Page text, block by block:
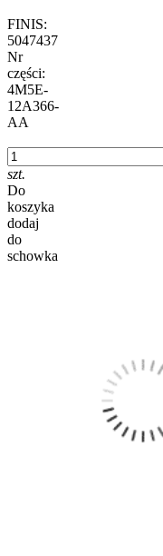
FINIS:
5047437
Nr
części:
4M5E-
12A366-
AA
szt.
Do
koszyka
dodaj
do
schowka